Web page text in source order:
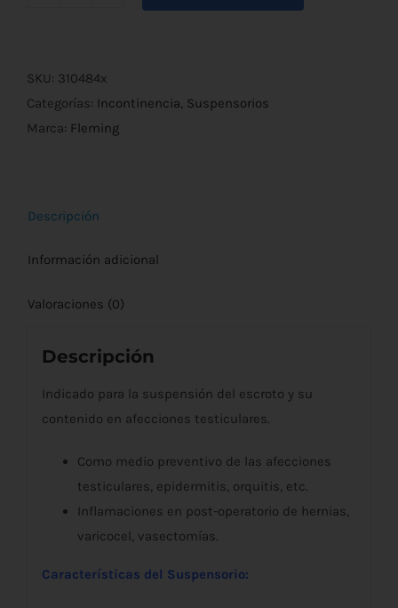
cantidad
SKU: 310484x
Categorías: Incontinencia Suspensorios
Marca: Fleming
Descripción
Información adicional
Valoraciones (0)
Descripción
Indicado para la suspensión del escroto y su
contenido en afecciones testiculares.
Como medio preventivo de las afecciones
testiculares, epidermitis, orquitis, etc.
Inflamaciones en post-operatorio de hernias,
varicocel, vasectomías.
Características del Suspensorio: